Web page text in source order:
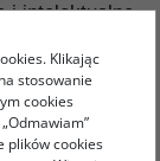
i intelektualne.
Klikając
stosowanie
cookies
plików cookies